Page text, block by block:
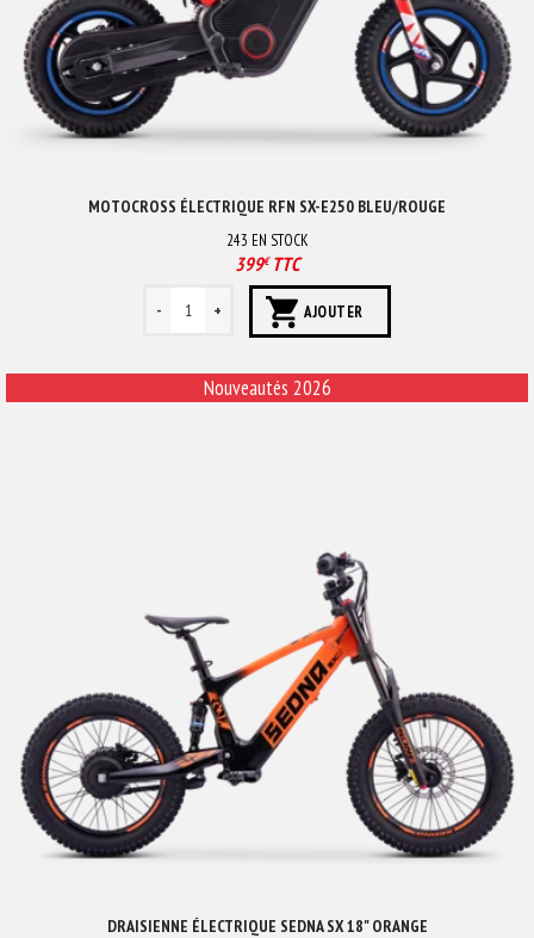
MOTOCROSS ÉLECTRIQUE RFN SX-E250 BLEU/ROUGE
243 EN STOCK
399€TTC
AJOUTER
Nouveautés 2026
DRAISIENNE ÉLECTRIQUE SEDNA SX 18" ORANGE